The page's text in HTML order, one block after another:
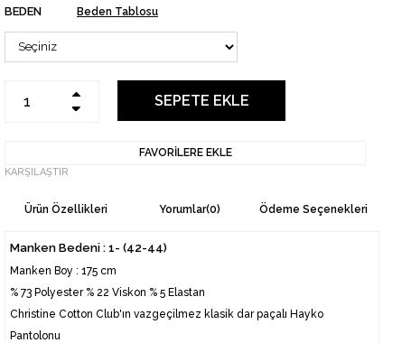
BEDEN Beden Tablosu
FAVORILERE EKLE
KARŞILAŞTIR
Ürün Özellikleri Yorumlar(0) Ödeme Seçenekleri
Manken Bedeni : 1- (42-44)
Manken Boy : 175 cm
% 73 Polyester % 22 Viskon % 5 Elastan
Christine Cotton Club'ın vazgeçilmez klasik dar paçalı Hayko
Pantolonu